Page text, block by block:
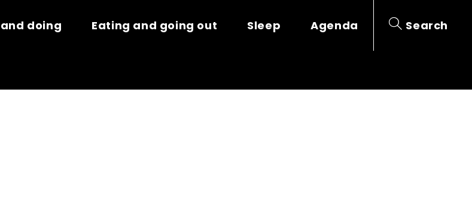
doing Eating and going out Sleep Agenda Search
DE LA RÉPUBLIQUE